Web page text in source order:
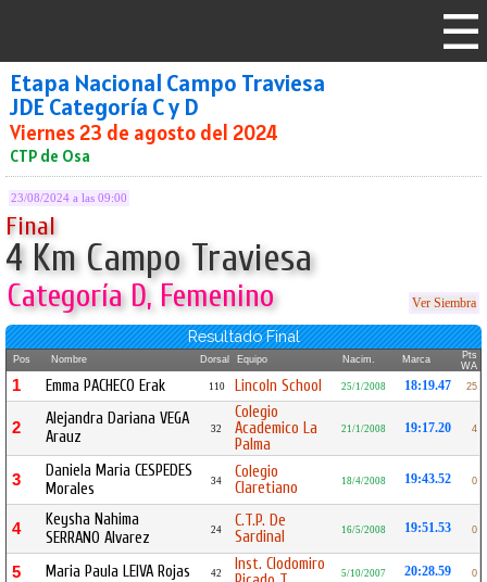
Etapa Nacional Campo Traviesa
JDE Categoría C y D
Viernes 23 de agosto del 2024
CTP de Osa
23/08/2024 a las 09:00
Final
4 Km Campo Traviesa
Categoría D, Femenino Ver Siembra
Resultado Final
Pos Nombre Dorsal Equipo Nacim. Marca
Pts
WA
1 Emma PACHECO Erak 110 Lincoln School 25/1/2008 18:19.47 25
2
Alejandra Dariana VEGA
Arauz
32
Colegio
Academico La
Palma
21/1/2008 19:17.20 4
3
Daniela Maria CESPEDES
Morales
34
Colegio
Claretiano
18/4/2008 19:43.52 0
4
Keysha Nahima
SERRANO Alvarez
24
C.T.P. De
Sardinal
16/5/2008 19:51.53 0
5 Maria Paula LEIVA Rojas 42
Inst. Clodomiro
5/10/2007 20:28.59 0